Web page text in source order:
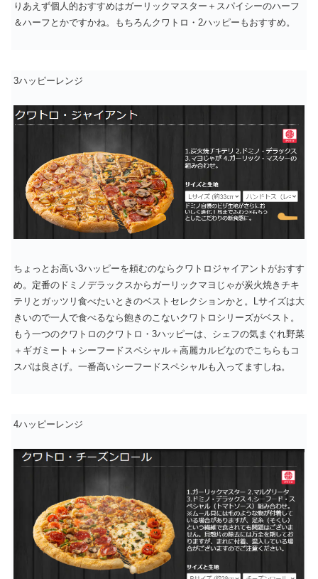
りあえず個人的おすすめはガーリックマスター＋スパイシーのハーフ
＆ハーフとかですかね。もちろんクワトロ・2ハッピーもおすすめ。
3ハッピーレンジ
ちょっとお高い3ハッピーを頼むのならクワトロジャイアントがおすす
め。定番のドミノデラックスからガーリックマヨじゃが炭火焼きチキ
テリとガッツリ食べたいときのベストセレクションかと。Lサイズは大
きいので一人で食べるなら飽きのこないクワトロシリーズがベスト。
もう一つのクワトロのクワトロ・3ハッピーは、シェフの気まぐれ野菜
＋ギガミート＋シーフードスペシャル＋高麗カルビなのでこちらもコ
スパは良さげ。一番高いシーフードスペシャルも入ってますしね。
4ハッピーレンジ